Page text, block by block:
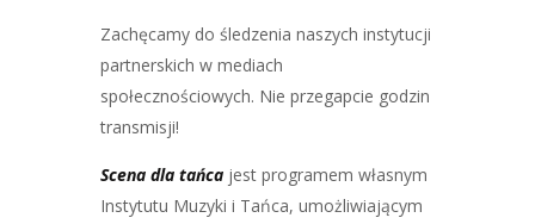
Zachęcamy do śledzenia naszych instytucji
partnerskich w mediach
społecznościowych. Nie przegapcie godzin
transmisji!
Scena dla tańca jest programem własnym
Instytutu Muzyki i Tańca, umożliwiającym